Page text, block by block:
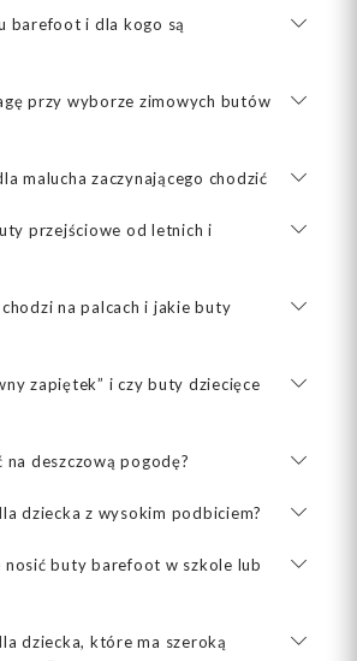
barefoot i dla kogo są
przy wyborze zimowych butów
malucha zaczynającego chodzić
przejściowe od letnich i
na palcach i jakie buty
zapiętek” i czy buty dziecięce
deszczową pogodę?
dziecka z wysokim podbiciem?
nosić buty barefoot w szkole lub
dziecka, które ma szeroką